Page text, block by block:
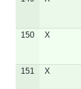
150 X
151 X